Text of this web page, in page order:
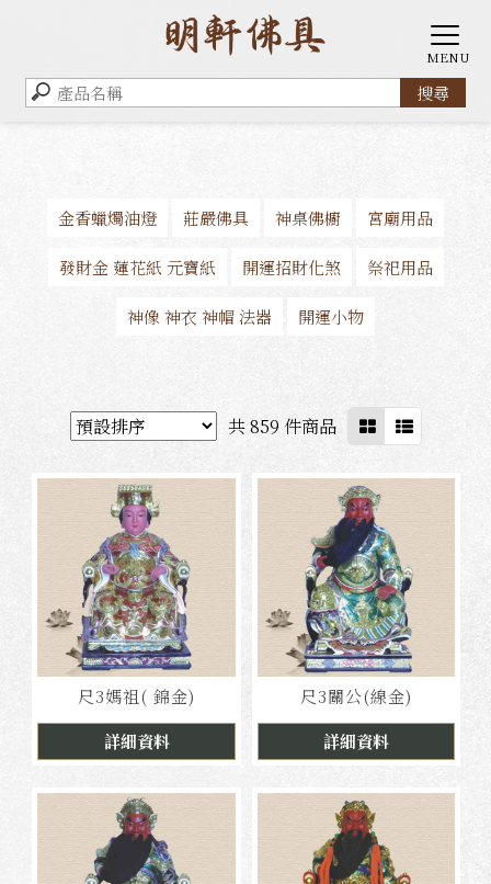
金香蠟燭油燈 莊嚴佛具 神桌佛櫥 宮廟用品
發財金 蓮花紙 元寶紙 開運招財化煞 祭祀用品
神像 神衣 神帽 法器 開運小物
共 859 件商品
尺3媽祖( 錦金)
詳細資料
尺3關公(線金)
詳細資料